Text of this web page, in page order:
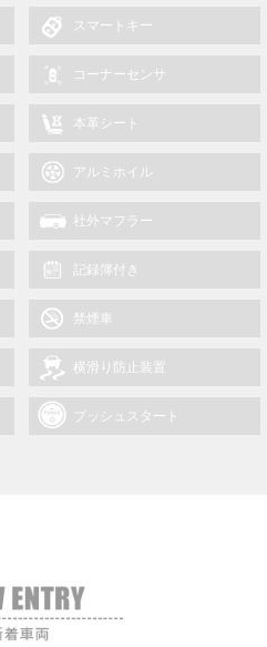
スマートキー
コーナーセンサ
本革シート
アルミホイル
社外マフラー
記録簿付き
禁煙車
横滑り防止装置
プッシュスタート